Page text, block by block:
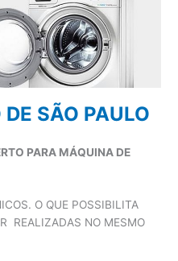
SÃO PAULO
PARA MÁQUINA DE
O QUE POSSIBILITA
REALIZADAS NO MESMO